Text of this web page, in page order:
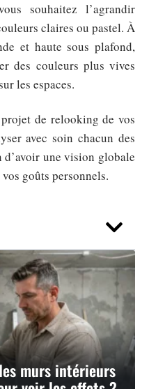
murs intérieurs
souhaitez l’agrandir
claires ou pastel. À
et haute sous plafond,
des couleurs plus vives
les espaces.
de relooking de vos
avec soin chacun des
d’avoir une vision globale
goûts personnels.